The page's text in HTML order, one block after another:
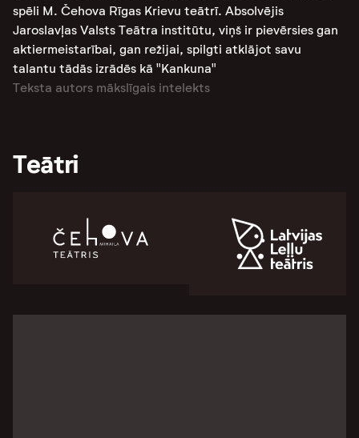
spēli M. Čehova Rīgas Krievu teātrī. Absolvējis
Jaroslavļas Valsts Teātra institūtu, viņš ir pievērsies gan
aktiermeistarībai, gan režijai, spilgti atklājot savu
talantu tādās izrādēs kā "Kankuna"
Teksta autors mākslīgais intelekts
Teātri